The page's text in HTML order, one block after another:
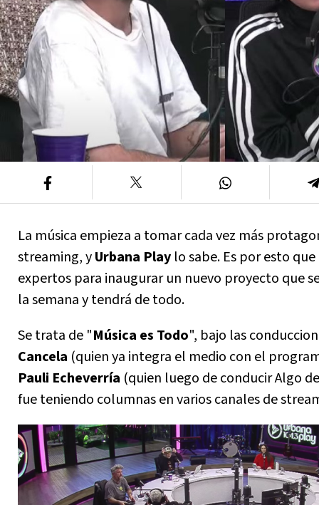
La música empieza a tomar cada vez más
streaming, yUrbana Play lo sabe. Es por esto
expertos para inaugurar un nuevo proyecto que
la semana y tendrá de todo.
Se trata de "Música es Todo", bajo las
Cancela (quien ya integra el medio con el
Pauli Echeverría (quien luego de conducir Algo
fue teniendo columnas en varios canales de